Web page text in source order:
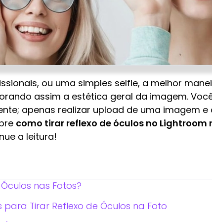
ou uma simples selfie, a melhor
assim a estética geral da imagem.
apenas realizar upload de uma imagem e
como tirar reflexo de óculos no Lightroom
a leitura!
nas Fotos?
para Tirar Reflexo de Óculos na Foto